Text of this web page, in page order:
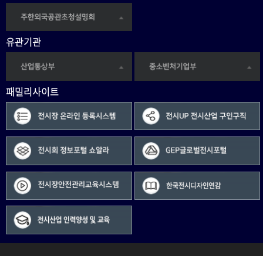
유관기관
패밀리사이트